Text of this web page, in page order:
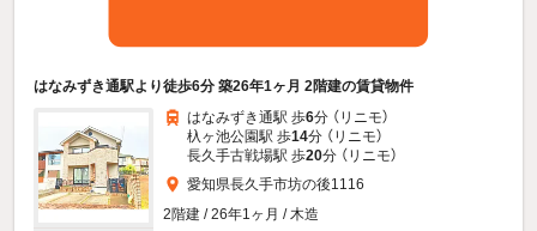
はなみずき通駅より徒歩6分 築26年1ヶ月 2階建の賃貸物件
はなみずき通駅 歩6分 （リニモ）
杁ヶ池公園駅 歩14分 （リニモ）
長久手古戦場駅 歩20分 （リニモ）
愛知県長久手市坊の後1116
2階建 / 26年1ヶ月 / 木造